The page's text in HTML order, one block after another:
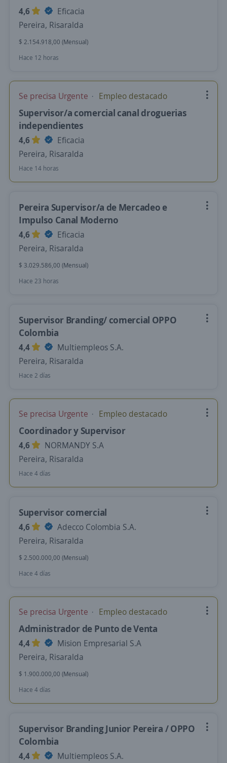
4,6
Eficacia
Pereira, Risaralda
$ 2.154.918,00 (Mensual)
Hace 12 horas
Se precisa Urgente Empleo destacado
Supervisor/a comercial canal droguerias
independientes
4,6
Eficacia
Pereira, Risaralda
Hace 14 horas
Pereira Supervisor/a de Mercadeo e
Impulso Canal Moderno
4,6
Eficacia
Pereira, Risaralda
$ 3.029.586,00 (Mensual)
Hace 23 horas
Supervisor Branding/ comercial OPPO
Colombia
4,4
Multiempleos S.A.
Pereira, Risaralda
Hace 2 días
Se precisa Urgente Empleo destacado
Coordinador y Supervisor
4,6
NORMANDY S.A
Pereira, Risaralda
Hace 4 días
Supervisor comercial
4,6
Adecco Colombia S.A.
Pereira, Risaralda
$ 2.500.000,00 (Mensual)
Hace 4 días
Se precisa Urgente Empleo destacado
Administrador de Punto de Venta
4,4
Mision Empresarial S.A
Pereira, Risaralda
$ 1.900.000,00 (Mensual)
Hace 4 días
Supervisor Branding Junior Pereira / OPPO
Colombia
4,4
Multiempleos S.A.